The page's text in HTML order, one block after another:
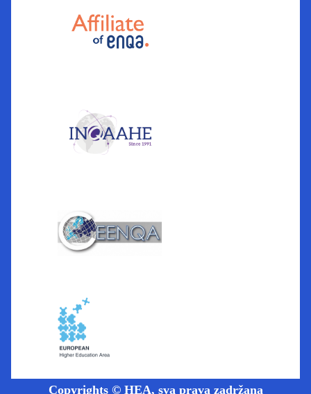
Copyrights © HEA, sva prava zadržana